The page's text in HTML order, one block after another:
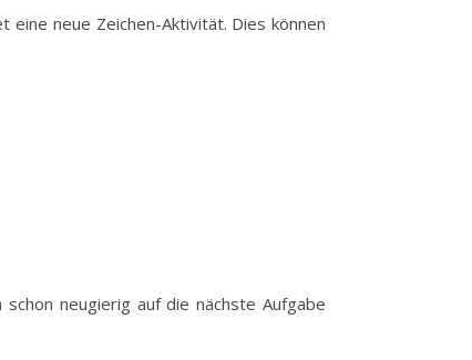
neue Zeichen-Aktivität. Dies können
neugierig auf die nächste Aufgabe